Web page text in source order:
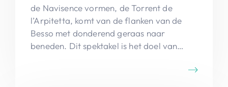
de Navisence vormen, de Torrent de
l’Arpitetta, komt van de flanken van de
Besso met donderend geraas naar
beneden. Dit spektakel is het doel van